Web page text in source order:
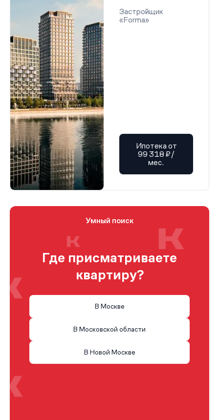
Застройщик
«Forma»
Ипотека от
99 318 ₽/
мес.
Умный поиск
Где присматриваете
квартиру?
В Москве
В Московской области
В Новой Москве